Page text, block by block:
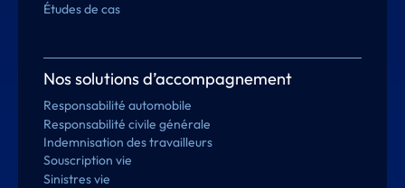
Études de cas
Nos solutions d’accompagnement
Responsabilité automobile
Responsabilité civile générale
Indemnisation des travailleurs
Souscription vie
Sinistres vie